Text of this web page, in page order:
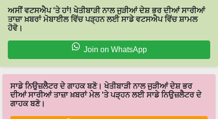
ਤਾਜ਼ਾ ਖ਼ਬਰਾਂ ਮੋਬਾਈਲ ਵਿੱਚ ਪੜ੍ਹਨ ਲਈ ਸਾਡੇ ਵਟਸਐਪ ਵਿੱਚ ਸ਼ਾਮਲ
ਹੋਵੋ।
ਦੀਆਂ ਸਾਰੀਆਂ ਤਾਜ਼ਾ ਖ਼ਬਰਾਂ ਮੇਲ 'ਤੇ ਪੜ੍ਹਨ ਲਈ ਸਾਡੇ ਨਿਉਜ਼ਲੈਟਰ ਦੇ
ਗਾਹਕ ਬਣੋ।